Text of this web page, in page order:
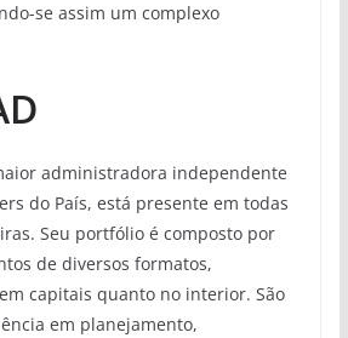
se assim um complexo
administradora independente
do País, está presente em todas
Seu portfólio é composto por
de diversos formatos,
capitais quanto no interior. São
em planejamento,